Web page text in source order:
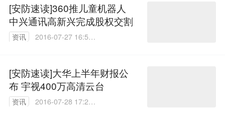
[安防速读]360推儿童机器人
中兴通讯高新兴完成股权交割
资讯
2016-07-27 16:54:
[安防速读]大华上半年财报公
布 宇视400万高清云台
资讯
2016-07-28 17:29: